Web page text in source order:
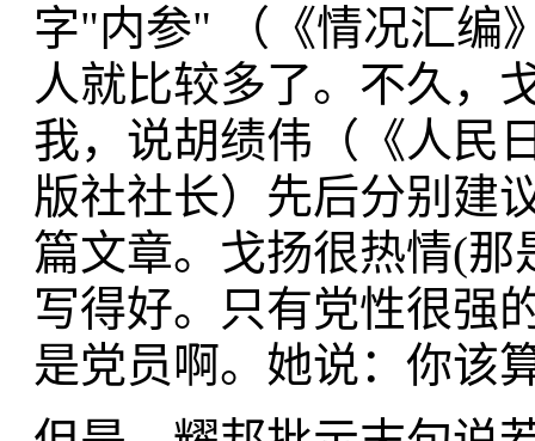
字"内参" （《情况汇编
人就比较多了。不久，
我，说胡绩伟（《人民
版社社长）先后分别建
篇文章。戈扬很热情(
写得好。只有党性很强
是党员啊。她说：你该